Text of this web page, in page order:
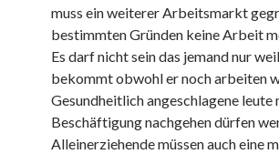
muss ein weiterer Arbeitsmarkt
bestimmten Gründen keine Arbeit
Es darf nicht sein das jemand nur
bekommt obwohl er noch arbeiten
Gesundheitlich angeschlagene leute
Beschäftigung nachgehen dürfen
Alleinerziehende müssen auch eine